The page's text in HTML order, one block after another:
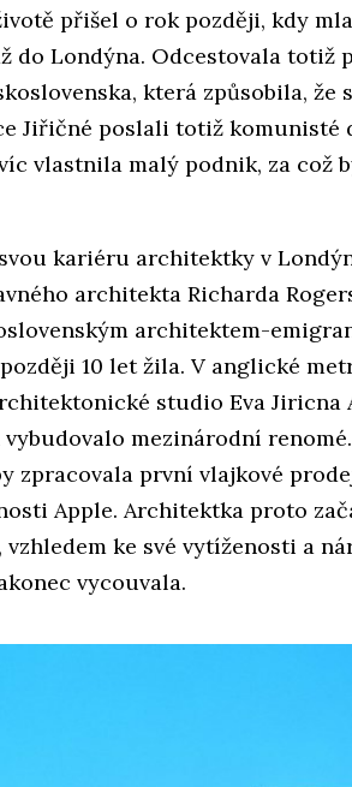
přišel o rok později, kdy
do Londýna. Odcestovala totiž
která způsobila, že
Jiřičné poslali totiž komunisté
vlastnila malý podnik, za což
kariéru architektky v
architekta Richarda
architektem-
10 let žila. V anglické
studio Eva Jiricna
mezinárodní
zpracovala první vlajkové
Apple. Architektka proto
ke své vytíženosti a
vycouvala.